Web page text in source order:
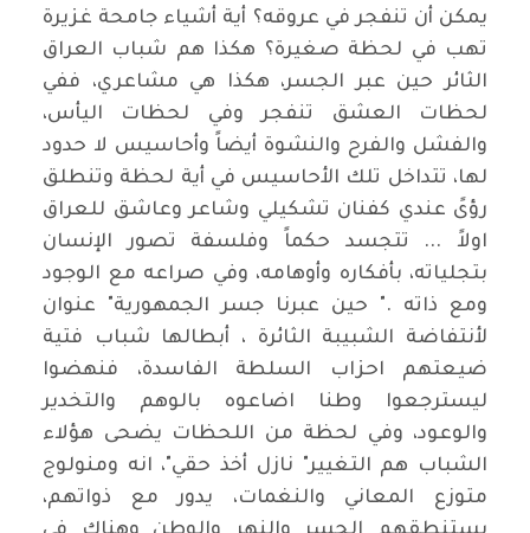
يمكن أن تنفجر في عروقه؟ أية أشياء جامحة غزيرة
تهب في لحظة صغيرة؟ هكذا هم شباب العراق
الثائر حين عبر الجسر، هكذا هي مشاعري، ففي
لحظات العشق تنفجر وفي لحظات اليأس،
والفشل والفرح والنشوة أيضاً وأحاسيس لا حدود
لها، تتداخل تلك الأحاسيس في أية لحظة وتنطلق
رؤىً عندي كفنان تشكيلي وشاعر وعاشق للعراق
اولاً ... تتجسد حكماً وفلسفة تصور الإنسان
بتجلياته، بأفكاره وأوهامه، وفي صراعه مع الوجود
ومع ذاته ." حين عبرنا جسر الجمهورية" عنوان
لأنتفاضة الشبيبة الثائرة ، أبطالها شباب فتية
ضيعتهم احزاب السلطة الفاسدة، فنهضوا
ليسترجعوا وطنا اضاعوه بالوهم والتخدير
والوعود، وفي لحظة من اللحظات يضحى هؤلاء
الشباب هم التغيير" نازل أخذ حقي"، انه ومنولوج
متوزع المعاني والنغمات، يدور مع ذواتهم،